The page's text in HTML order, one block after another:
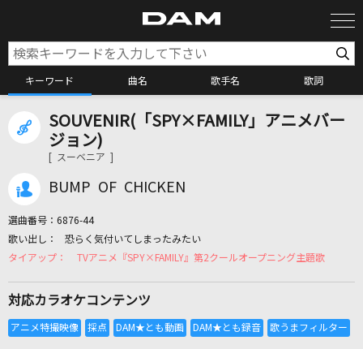
キーワード 曲名 歌手名 歌詞
カラオケ検索
カラオケ店舗検索
カラオケリクエスト
リアルタイムで歌われている曲の一覧
SOUVENIR(「SPY×FAMILY」アニメバー
ジョン)
[ スーベニア ]
BUMP OF CHICKEN
選曲番号： 6876-44
恐らく気付いてしまったみたい
TVアニメ『SPY×FAMILY』第2クールオープニング主題歌
対応カラオケコンテンツ